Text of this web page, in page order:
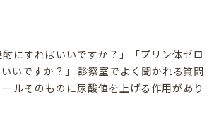
酎にすればいいですか？」「プリン体ゼロ
いですか？」 診察室でよく聞かれる質問
ルそのものに尿酸値を上げる作用があり